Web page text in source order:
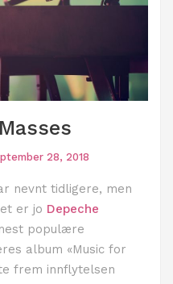
28, 2018
nevnt tidligere, men
er jo Depeche
populære
album «Music for
frem innflytelsen